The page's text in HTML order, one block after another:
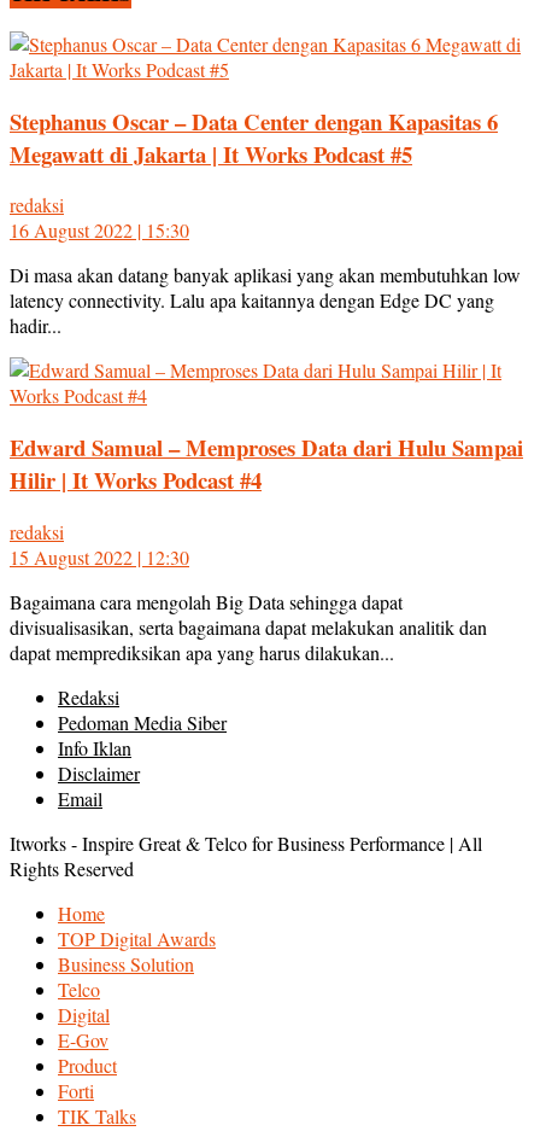
Stephanus Oscar – Data Center dengan Kapasitas 6
Megawatt di Jakarta | It Works Podcast #5
redaksi
16 August 2022 | 15:30
Di masa akan datang banyak aplikasi yang akan membutuhkan low
latency connectivity. Lalu apa kaitannya dengan Edge DC yang
hadir...
Edward Samual – Memproses Data dari Hulu Sampai
Hilir | It Works Podcast #4
redaksi
15 August 2022 | 12:30
Bagaimana cara mengolah Big Data sehingga dapat
divisualisasikan, serta bagaimana dapat melakukan analitik dan
dapat memprediksikan apa yang harus dilakukan...
Redaksi
Pedoman Media Siber
Info Iklan
Disclaimer
Email
Itworks - Inspire Great & Telco for Business Performance | All
Rights Reserved
Home
TOP Digital Awards
Business Solution
Telco
Digital
E-Gov
Product
Forti
TIK Talks